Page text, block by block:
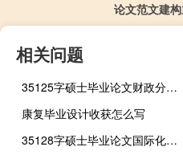
论文范文建
相关问题
35125字硕士毕业论文财政分权下地方政府“土地财政”规模估算及其原因分析
康复毕业设计收获怎么写
35128字硕士毕业论文国际化程度和营销活动对我国中小企业品牌价值的影响——湖南师范大学硕士论文